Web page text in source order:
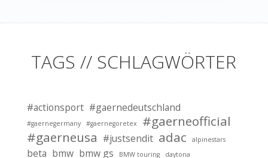
TAGS // SCHLAGWÖRTER
#actionsport #gaernedeutschland
#gaernegermany #gaernegoretex
#gaerneofficial
#gaerneusa #justsendit adac alpinestars
beta bmw bmw gs BMW touring daytona